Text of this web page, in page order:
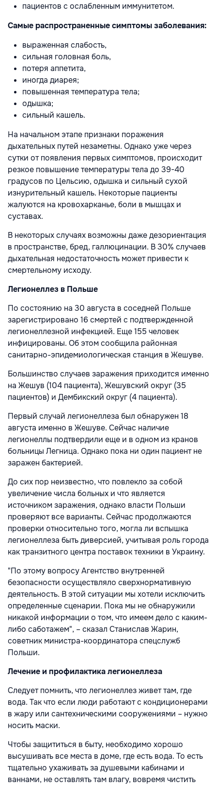
пациентов с ослабленным иммунитетом.
Самые распространенные симптомы заболевания:
выраженная слабость,
сильная головная боль,
потеря аппетита,
иногда диарея;
повышенная температура тела;
одышка;
сильный кашель.
На начальном этапе признаки поражения
дыхательных путей незаметны. Однако уже через
сутки от появления первых симптомов, происходит
резкое повышение температуры тела до 39-40
градусов по Цельсию, одышка и сильный сухой
изнурительный кашель. Некоторые пациенты
жалуются на кровохарканье, боли в мышцах и
суставах.
В некоторых случаях возможны даже дезориентация
в пространстве, бред, галлюцинации. В 30% случаев
дыхательная недостаточность может привести к
смертельному исходу.
Легионеллез в Польше
По состоянию на 30 августа в соседней Польше
зарегистрировано 16 смертей с подтвержденной
легионеллезной инфекцией. Еще 155 человек
инфицированы. Об этом сообщила районная
санитарно-эпидемиологическая станция в Жешуве.
Большинство случаев заражения приходится именно
на Жешув (104 пациента), Жешувский округ (35
пациентов) и Дембикский округ (4 пациента).
Первый случай легионеллеза был обнаружен 18
августа именно в Жешуве. Сейчас наличие
легионеллы подтвердили еще и в одном из кранов
больницы Легница. Однако пока ни один пациент не
заражен бактерией.
До сих пор неизвестно, что повлекло за собой
увеличение числа больных и что является
источником заражения, однако власти Польши
проверяют все варианты. Сейчас продолжаются
проверки относительно того, могла ли вспышка
легионеллеза быть диверсией, учитывая роль города
как транзитного центра поставок техники в Украину.
"По этому вопросу Агентство внутренней
безопасности осуществляло сверхнормативную
деятельность. В этой ситуации мы хотели исключить
определенные сценарии. Пока мы не обнаружили
никакой информации о том, что имеем дело с каким-
либо саботажем", – сказал Станислав Жарин,
советник министра-координатора спецслужб
Польши.
Лечение и профилактика легионеллеза
Следует помнить, что легионеллез живет там, где
вода. Так что если люди работают с кондиционерами
в жару или сантехническими сооружениями – нужно
носить маски.
Чтобы защититься в быту, необходимо хорошо
высушивать все места в доме, где есть вода. То есть
тщательно ухаживать за душевыми кабинами и
ваннами, не оставлять там влагу, вовремя чистить